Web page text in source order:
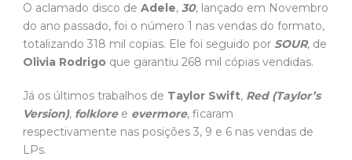
O aclamado disco de Adele, 30, lançado em Novembro
do ano passado, foi o número 1 nas vendas do formato,
totalizando 318 mil copias. Ele foi seguido por SOUR, de
Olivia Rodrigo que garantiu 268 mil cópias vendidas.
Já os últimos trabalhos de Taylor Swift, Red (Taylor’s
Version), folkloree evermore, ficaram
respectivamente nas posições 3, 9 e 6 nas vendas de
LPs.